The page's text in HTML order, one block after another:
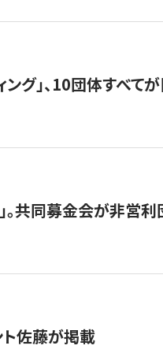
グ」、10団体すべて
。共同募金会が非営
佐藤が掲載